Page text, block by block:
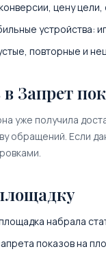
цену
устройства:
повторные и
Запрет
уже получила
обращений. Если
набрала
показов на